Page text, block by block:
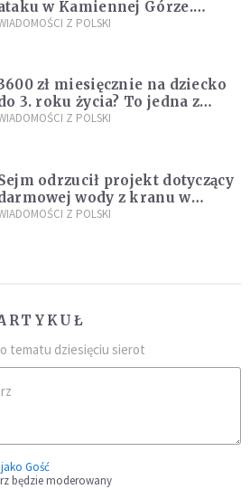
w Kamiennej Górze.
zatrzymała dwóch
Z POLSKI
zł miesięcznie na dziecko
3. roku życia? To jedna z
programu "Rozwój
Z POLSKI
odrzucił projekt dotyczący
wody z kranu w
Z POLSKI
tematu dziesięciu sierot
Gość
będzie moderowany